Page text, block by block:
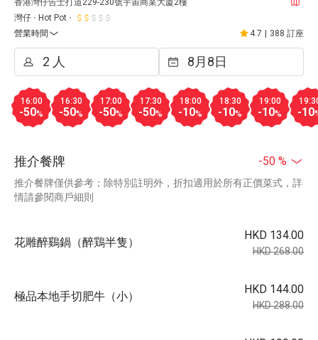
香港灣仔告士打道229-230號宇宙商業大廈2樓
灣仔
Hot Pot
營業時間
4.7 388 訂座
16:00
-50%
16:30
-50%
17:00
-50%
17:30
-50%
18:00
-10%
18:30
-10%
19:00
-10% -10
推介餐牌 -50 %
推介餐牌僅供參考；除特別註明外，折扣適用於所有正價菜式，詳
情請參閱商戶細則
花雕醉鷄鍋（醉鶏半隻）
HKD 134.00
HKD 268.00
極品本地手切肥牛（小）
HKD 144.00
HKD 288.00